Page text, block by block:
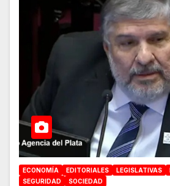
ECONOMÍA EDITORIALES LEGISLATIVAS
SEGURIDAD
SOCIEDAD